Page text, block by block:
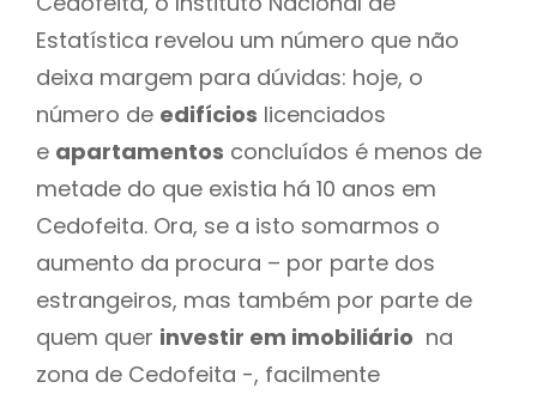
Estatística revelou um número que não
deixa margem para dúvidas: hoje, o
número de edifícios licenciados
e apartamentos concluídos é menos de
metade do que existia há 10 anos em
Cedofeita. Ora, se a isto somarmos o
aumento da procura – por parte dos
estrangeiros, mas também por parte de
quem quer investir em imobiliário na
zona de Cedofeita -, facilmente